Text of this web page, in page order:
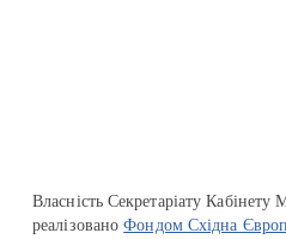
Власність Секретаріату Кабінету
реалізованоФондом Східна